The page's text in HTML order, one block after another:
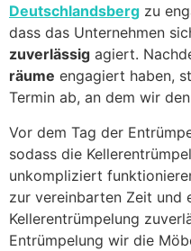
Deutschlandsberg zu
dass das Unternehmen
zuverlässig agiert.
räume engagiert haben,
Termin ab, an dem wir
Vor dem Tag der
sodass die
unkompliziert
zur vereinbarten Zeit und
Kellerentrümpelung
Entrümpelung wir die